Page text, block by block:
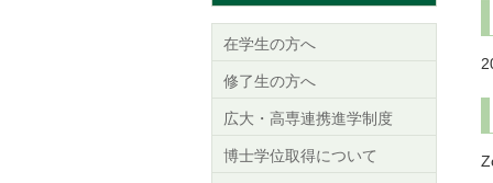
在学生の方へ
修了生の方へ
広大・高専連携進学制度
博士学位取得について